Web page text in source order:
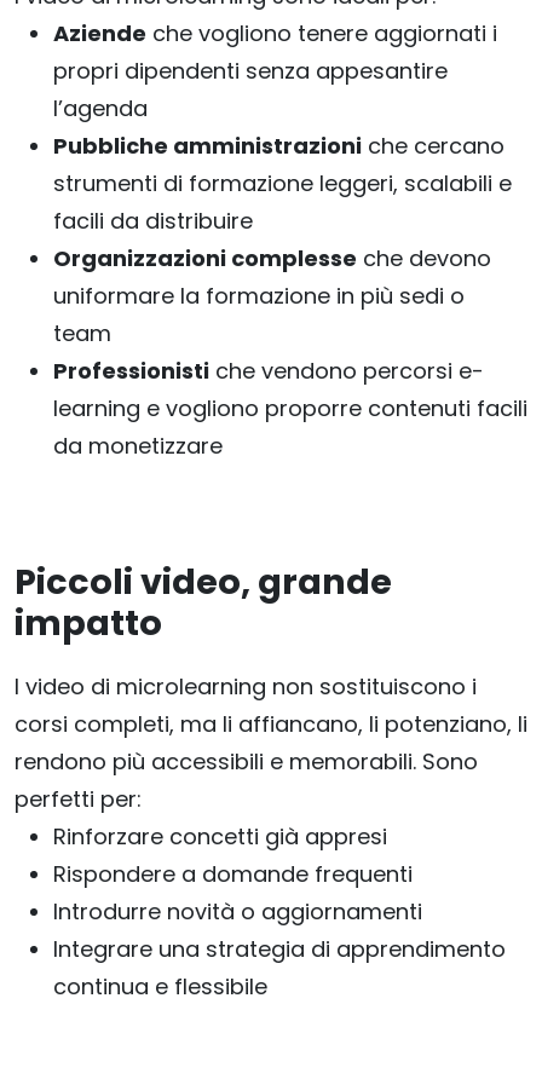
Aziende che vogliono tenere aggiornati i
propri dipendenti senza appesantire
l’agenda
Pubbliche amministrazioni che cercano
strumenti di formazione leggeri, scalabili e
facili da distribuire
Organizzazioni complesse che devono
uniformare la formazione in più sedi o
team
Professionisti che vendono percorsi e-
learning e vogliono proporre contenuti facili
da monetizzare
Piccoli video, grande
impatto
I video di microlearning non sostituiscono i
corsi completi, ma li affiancano, li potenziano, li
rendono più accessibili e memorabili. Sono
perfetti per:
Rinforzare concetti già appresi
Rispondere a domande frequenti
Introdurre novità o aggiornamenti
Integrare una strategia di apprendimento
continua e flessibile